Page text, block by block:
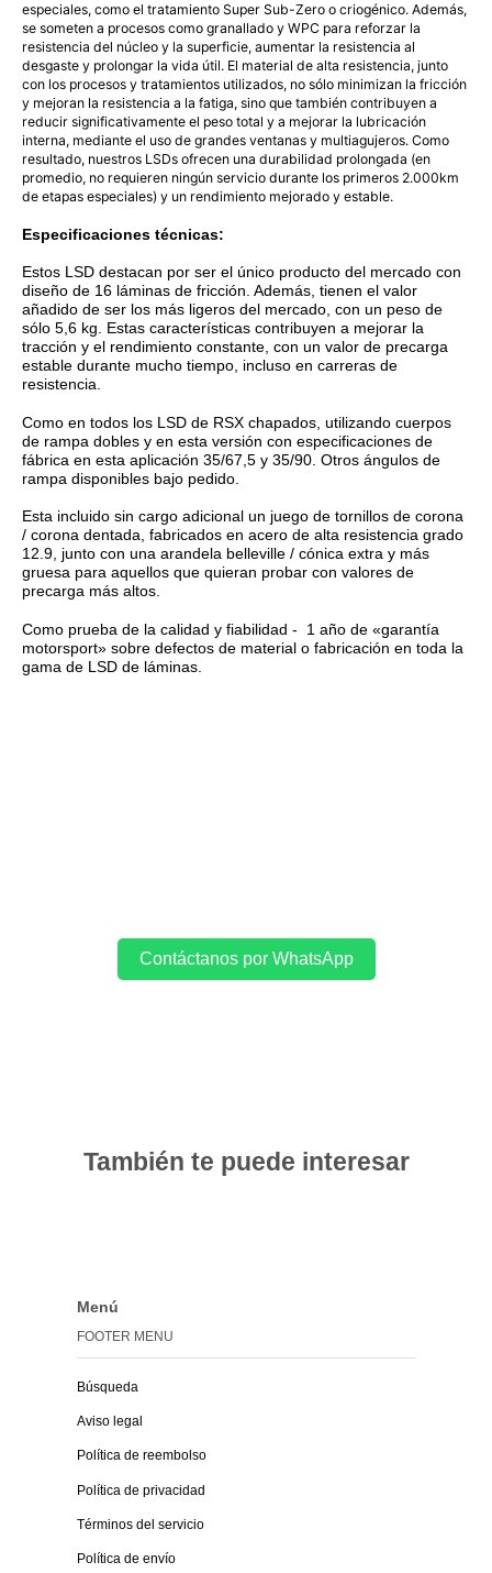
especiales, como el tratamiento Super Sub-Zero o criogénico. Además,
se someten a procesos como granallado y WPC para reforzar la
resistencia del núcleo y la superficie, aumentar la resistencia al
desgaste y prolongar la vida útil. El material de alta resistencia, junto
con los procesos y tratamientos utilizados, no sólo minimizan la fricción
y mejoran la resistencia a la fatiga, sino que también contribuyen a
reducir significativamente el peso total y a mejorar la lubricación
interna, mediante el uso de grandes ventanas y multiagujeros. Como
resultado, nuestros LSDs ofrecen una durabilidad prolongada (en
promedio, no requieren ningún servicio durante los primeros 2.000km
de etapas especiales) y un rendimiento mejorado y estable.
Especificaciones técnicas:
Estos LSD destacan por ser el único producto del mercado con
diseño de 16 láminas de fricción. Además, tienen el valor
añadido de ser los más ligeros del mercado, con un peso de
sólo 5,6 kg. Estas características contribuyen a mejorar la
tracción y el rendimiento constante, con un valor de precarga
estable durante mucho tiempo, incluso en carreras de
resistencia.
Como en todos los LSD de RSX chapados, utilizando cuerpos
de rampa dobles y en esta versión con especificaciones de
fábrica en esta aplicación 35/67,5 y 35/90. Otros ángulos de
rampa disponibles bajo pedido.
Esta incluido sin cargo adicional un juego de tornillos de corona
/ corona dentada, fabricados en acero de alta resistencia grado
12.9, junto con una arandela belleville / cónica extra y más
gruesa para aquellos que quieran probar con valores de
precarga más altos.
Como prueba de la calidad y fiabilidad - 1 año de «garantía
motorsport» sobre defectos de material o fabricación en toda la
gama de LSD de láminas.
Contáctanos por WhatsApp
También te puede interesar
Menú
FOOTER MENU
Búsqueda
Aviso legal
Política de reembolso
Política de privacidad
Términos del servicio
Política de envío